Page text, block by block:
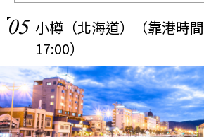
05 小樽（北海道）（靠港時
17:00）